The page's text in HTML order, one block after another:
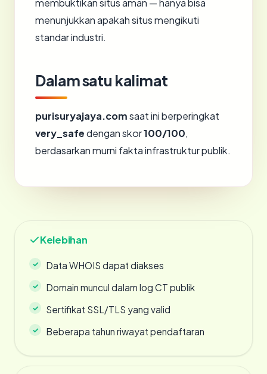
membuktikan situs aman — hanya bisa
menunjukkan apakah situs mengikuti
standar industri.
Dalam satu kalimat
purisuryajaya.comsaat ini berperingkat
very_safedengan skor100/100,
berdasarkan murni fakta infrastruktur publik.
Kelebihan
Data WHOIS dapat diakses
Domain muncul dalam log CT publik
Sertifikat SSL/TLS yang valid
Beberapa tahun riwayat pendaftaran